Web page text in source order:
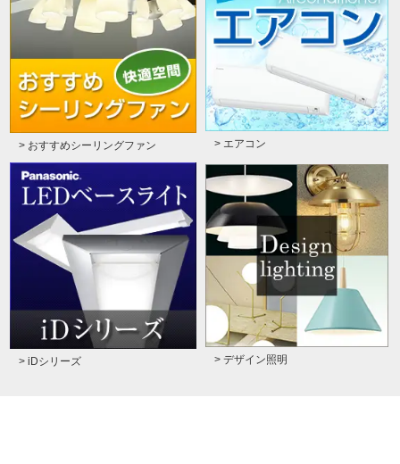
> おすすめシーリングファン > エアコン
> iDシリーズ > デザイン照明